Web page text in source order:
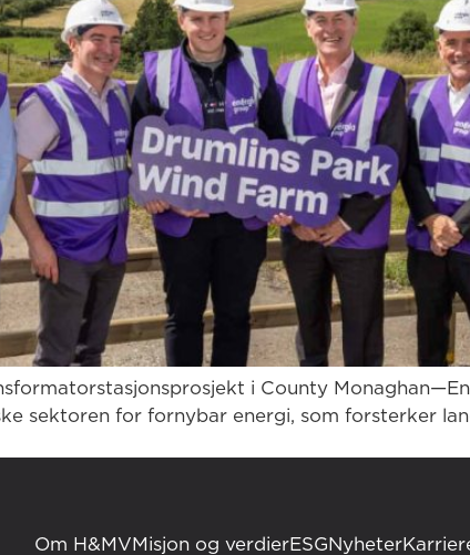
i County
sektoren for fornybar energi, som forsterker
Om H&MV Misjon og verdierESG Nyheter